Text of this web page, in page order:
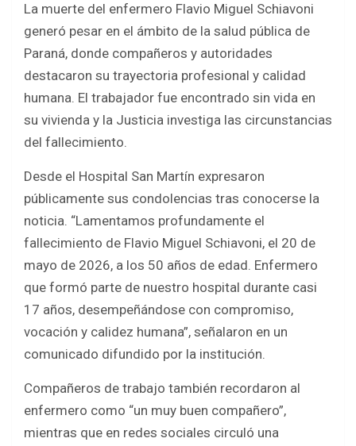
ce
b
o
o
k
tt
er
at
s
A
p
p
ar
e
La muerte del enfermero Flavio Miguel Schiavoni
generó pesar en el ámbito de la salud pública de
Paraná, donde compañeros y autoridades
destacaron su trayectoria profesional y calidad
humana. El trabajador fue encontrado sin vida en
su vivienda y la Justicia investiga las circunstancias
del fallecimiento.
Desde el Hospital San Martín expresaron
públicamente sus condolencias tras conocerse la
noticia. “Lamentamos profundamente el
fallecimiento de Flavio Miguel Schiavoni, el 20 de
mayo de 2026, a los 50 años de edad. Enfermero
que formó parte de nuestro hospital durante casi
17 años, desempeñándose con compromiso,
vocación y calidez humana”, señalaron en un
comunicado difundido por la institución.
Compañeros de trabajo también recordaron al
enfermero como “un muy buen compañero”,
mientras que en redes sociales circuló una